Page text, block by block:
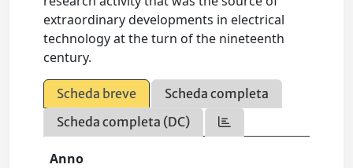
extraordinary developments in electrical
technology at the turn of the nineteenth
century.
Scheda breve
Scheda completa
Scheda completa (DC)
Anno